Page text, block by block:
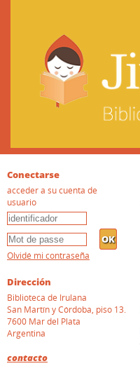
Conectarse
acceder a su cuenta de
usuario
Olvidé mi contraseña
Dirección
Biblioteca de Irulana
San Martín y Córdoba, piso 13.
7600 Mar del Plata
Argentina
contacto